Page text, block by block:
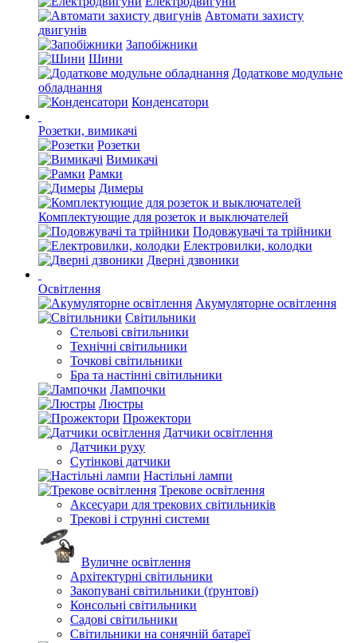
Автомати захисту
двигунів
Запобіжники
Шини
Додаткове модульне
обладнання
Конденсатори
Розетки, вимикачі
Розетки
Вимикачі
Рамки
Димеры
Комплектующие для розеток и выключателей
Подовжувачі та трійники
Електровилки, колодки
Дверні дзвоники
Освітлення
Акумуляторне освітлення
Світильники
Стельові світильники
Технічні світильники
Точкові світильники
Бра та настінні світильники
Лампочки
Люстры
Прожектори
Датчики освітлення
Датчики руху
Сутінкові датчики
Настільні лампи
Трекове освітлення
Аксесуари для трекових світильників
Трекові і струнні системи
Вуличне освітлення
Архітектурні світильники
Закопувані світильники (ґрунтові)
Консольні світильники
Садові світильники
Світильники на сонячній батареї